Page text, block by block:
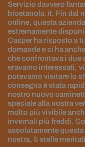
Servizio davvero
bioetanolo.it. Fin dal
online, questa
estremamente
Casper ha risposto a
domande e ci ha
che confrontava i due
eravamo interessati,
potevamo visitare lo
consegna è stata
nostro nuovo
speciale alla nostra
molto più vivibile
invernali più freddi.
assolutamente
nostra, 5 stelle